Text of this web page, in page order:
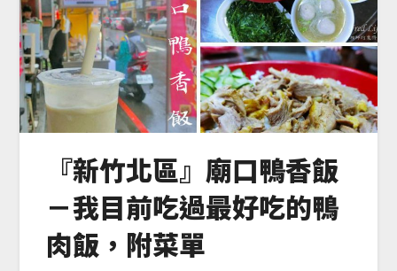
『新竹北區』廟口鴨香飯
－我目前吃過最好吃的鴨
肉飯，附菜單